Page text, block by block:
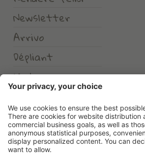
Newsletter
Arrivo
Dépliant
Meteo
Erlebnishotel Waltershof